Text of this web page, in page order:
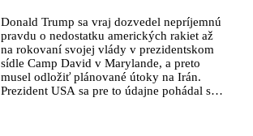
Donald Trump sa vraj dozvedel nepríjemnú
pravdu o nedostatku amerických rakiet až
na rokovaní svojej vlády v prezidentskom
sídle Camp David v Marylande, a preto
musel odložiť plánované útoky na Irán.
Prezident USA sa pre to údajne pohádal so